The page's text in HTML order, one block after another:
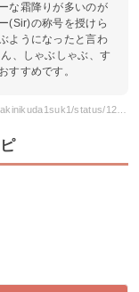
な霜降りが多いのが
(Sir)の称号を授けら
ようになったと言わ
、しゃぶしゃぶ、す
すすめです。